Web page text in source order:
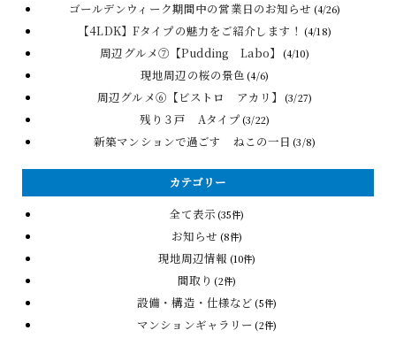
ゴールデンウィーク期間中の営業日のお知らせ (4/26)
【4LDK】Fタイプの魅力をご紹介します！ (4/18)
周辺グルメ⑦【Pudding Labo】 (4/10)
現地周辺の桜の景色 (4/6)
周辺グルメ⑥【ビストロ アカリ】 (3/27)
残り３戸 Aタイプ (3/22)
新築マンションで過ごす ねこの一日 (3/8)
カテゴリー
全て表示 (35件)
お知らせ (8件)
現地周辺情報 (10件)
間取り (2件)
設備・構造・仕様など (5件)
マンションギャラリー (2件)